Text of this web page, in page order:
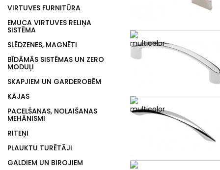
VIRTUVES FURNITŪRA
EMUCA VIRTUVES RELIŅA
SISTĒMA
SLĒDZENES, MAGNĒTI
BĪDĀMĀS SISTĒMAS UN ZERO
MODUĻI
SKAPJIEM UN GARDEROBĒM
KĀJAS
PACELŠANAS, NOLAIŠANAS
MEHĀNISMI
RITEŅI
PLAUKTU TURĒTĀJI
GALDIEM UN BIROJIEM